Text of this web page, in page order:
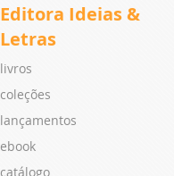
Editora Ideias &
Letras
livros
coleções
lançamentos
ebook
catálogo